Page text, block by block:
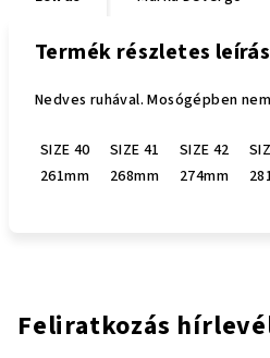
Termék részletes
Nedves ruhával. Mosógépben
SIZE 40 SIZE 41 SIZE 42
261mm
268mm 274mm
Feliratkozás